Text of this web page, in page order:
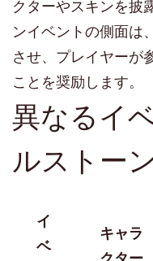
クターやスキンを披
ンイベントの側面は
させ、プレイヤーが
ことを奨励します。
異なるイ
ルストー
イ
ベ
キャラ